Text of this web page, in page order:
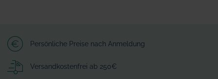
Persönliche Preise nach Anmeldung
Versandkostenfrei ab 250€